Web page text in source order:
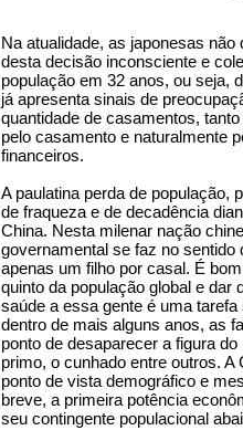
Na atualidade, as japonesas
desta decisão inconsciente e
população em 32 anos, ou seja,
já apresenta sinais de
quantidade de casamentos,
pelo casamento e naturalmente
financeiros.
A paulatina perda de população,
de fraqueza e de decadência
China. Nesta milenar nação
governamental se faz no sentido
apenas um filho por casal. É
quinto da população global e dar
saúde a essa gente é uma
dentro de mais alguns anos, as
ponto de desaparecer a figura
primo, o cunhado entre outros.
ponto de vista demográfico e
breve, a primeira potência
seu contingente populacional